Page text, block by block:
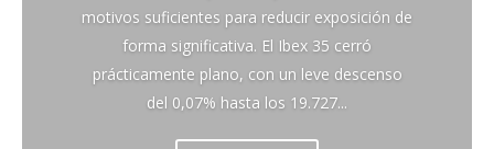
motivos suficientes para reducir exposición de
forma significativa. El Ibex 35 cerró
prácticamente plano, con un leve descenso
del 0,07% hasta los 19.727...